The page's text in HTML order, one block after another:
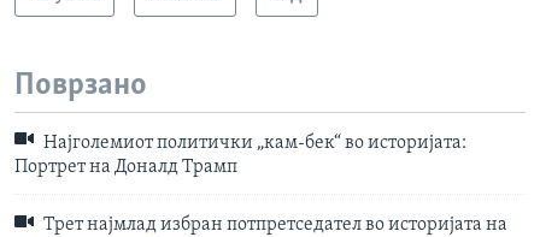
Поврзано
Најголемиот политички „кам-бек“ во историјата:
Портрет на Доналд Трамп
Трет најмлад избран потпретседател во историјата на